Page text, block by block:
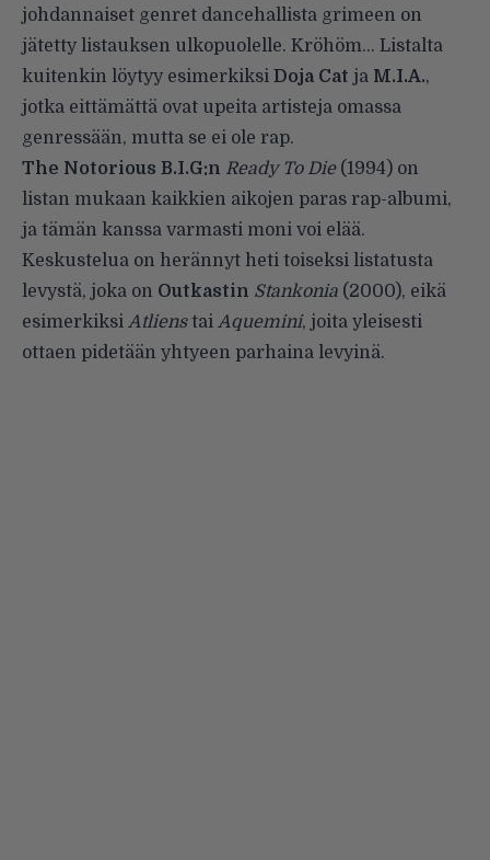
johdannaiset genret dancehallista grimeen on
jätetty listauksen ulkopuolelle. Kröhöm… Listalta
kuitenkin löytyy esimerkiksi Doja Cat ja M.I.A.,
jotka eittämättä ovat upeita artisteja omassa
genressään, mutta se ei ole rap.
The Notorious B.I.G:n Ready To Die(1994) on
listan mukaan kaikkien aikojen paras rap-albumi,
ja tämän kanssa varmasti moni voi elää.
Keskustelua on herännyt heti toiseksi listatusta
levystä, joka on Outkastin Stankonia (2000), eikä
esimerkiksi Atlienstai Aquemini, joita yleisesti
ottaen pidetään yhtyeen parhaina levyinä.